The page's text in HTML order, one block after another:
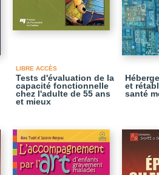
LIBRE ACCÈS
Tests d'évaluation de la
capacité fonctionnelle
chez l'adulte de 55 ans
et mieux
et
santé